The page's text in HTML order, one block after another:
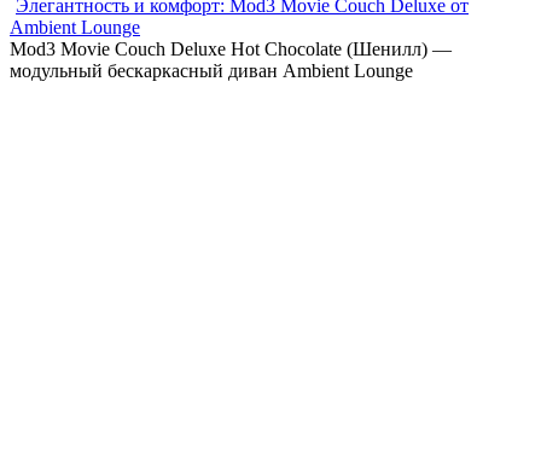
Элегантность и комфорт: Mod3 Movie Couch Deluxe от
Ambient Lounge
Mod3 Movie Couch Deluxe Hot Chocolate (Шенилл) —
модульный бескаркасный диван Ambient Lounge